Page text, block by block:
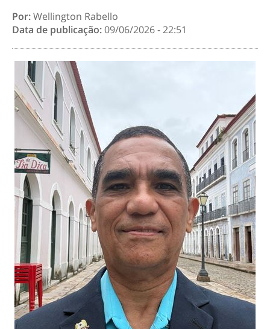
Por:Wellington Rabello
Data de publicação:09/06/2026 - 22:51